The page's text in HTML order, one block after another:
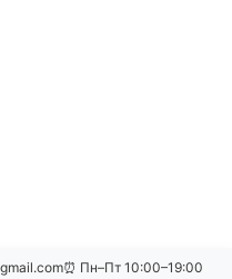
⏰ Пн–Пт 10:00–19:00